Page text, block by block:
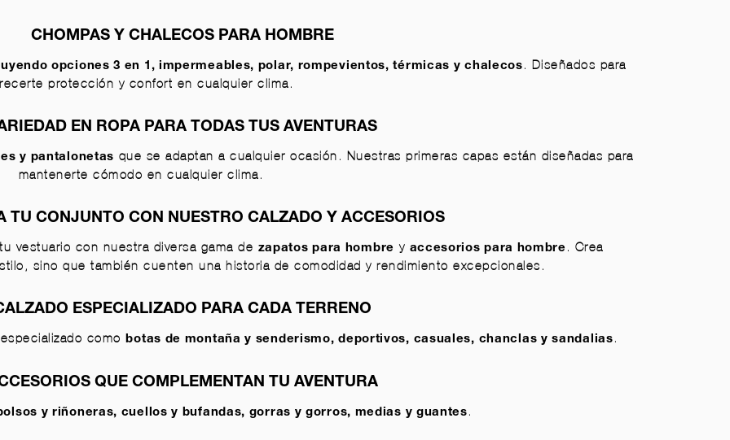
CHOMPAS Y CHALECOS PARA HOMBRE
opciones3 en 1 , impermeables, polar, rompevientos, térmicas ychalecos . Diseñados para
protección y confort en cualquier clima.
EN ROPA PARA TODAS TUS AVENTURAS
y pantalonetas que se adaptan a cualquier ocasión. Nuestrasprimeras capas están diseñadas para
mantenerte cómodo en cualquier clima.
TU CONJUNTO CON NUESTRO CALZADO Y ACCESORIOS
vestuario con nuestra diversa gama de zapatos para hombre y accesorios para hombre . Crea
sino que también cuenten una historia de comodidad y rendimiento excepcionales.
ESPECIALIZADO PARA CADA TERRENO
como botas de montaña y senderismo,deportivos, casuales, chanclas y sandalias .
QUE COMPLEMENTAN TU AVENTURA
y riñoneras, cuellos y bufandas, gorras y gorros, medias y guantes .